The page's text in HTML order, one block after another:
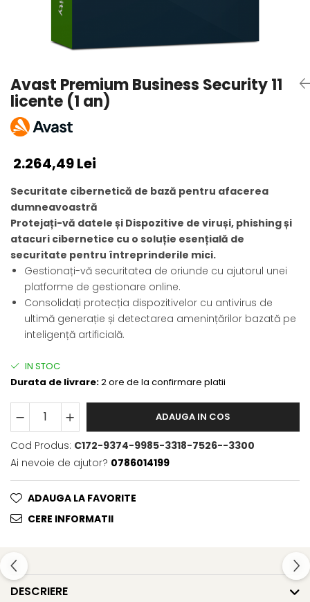
AVAST Driver Updater
AVAST AntiTrack Premium
Avast Premium Business Security 11
licente (1 an)
2.264,49 Lei
Securitate cibernetică de bază pentru afacerea
dumneavoastră
Protejați-vă datele și Dispozitive de viruși, phishing și
atacuri cibernetice cu o soluție esențială de
securitate pentru întreprinderile mici.
Gestionați-vă securitatea de oriunde cu ajutorul unei
platforme de gestionare online.
Consolidați protecția dispozitivelor cu antivirus de
ultimă generație și detectarea amenințărilor bazată pe
inteligență artificială.
IN STOC
Durata de livrare:2 ore de la confirmare platii
ADAUGA IN COS
Cod Produs: C172-9374-9985-3318-7526--3300
Ai nevoie de ajutor? 0786014199
ADAUGA LA FAVORITE
CERE INFORMATII
DESCRIERE